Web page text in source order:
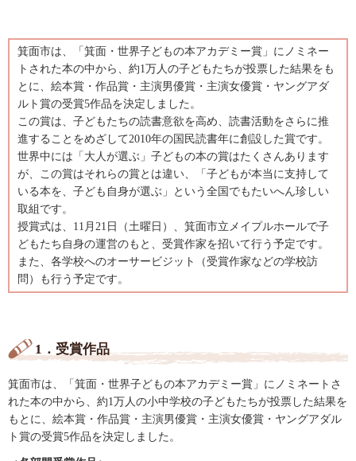
箕面市は、「箕面・世界子どもの本アカデミー賞」にノミネー
トされた本の中から、約1万人の子どもたちが投票した結果をも
とに、絵本賞・作品賞・主演男優賞・主演女優賞・ヤングアダ
ルト賞の受賞5作品を決定しました。
この賞は、子どもたちの読書意欲を高め、読書活動をさらに推
進することをめざして2010年の国民読書年に創設した賞です。
世界中には「大人が選ぶ」子どもの本の賞はたくさんあります
が、この賞はそれらの賞とは違い、「子どもが本当に支持して
いる本を、子ども自身が選ぶ」という全国でもたいへん珍しい
取組です。
授賞式は、11月21日（土曜日）、箕面市立メイプルホールで子
どもたち自身の運営のもと、受賞作家を招いて行う予定です。
また、各学校へのオーサービジット（受賞作家などの学校訪
問）も行う予定です。
1．受賞作品
箕面市は、「箕面・世界子どもの本アカデミー賞」にノミネートさ
れた本の中から、約1万人の小中学校の子どもたちが投票した結果を
もとに、絵本賞・作品賞・主演男優賞・主演女優賞・ヤングアダル
ト賞の受賞5作品を決定しました。